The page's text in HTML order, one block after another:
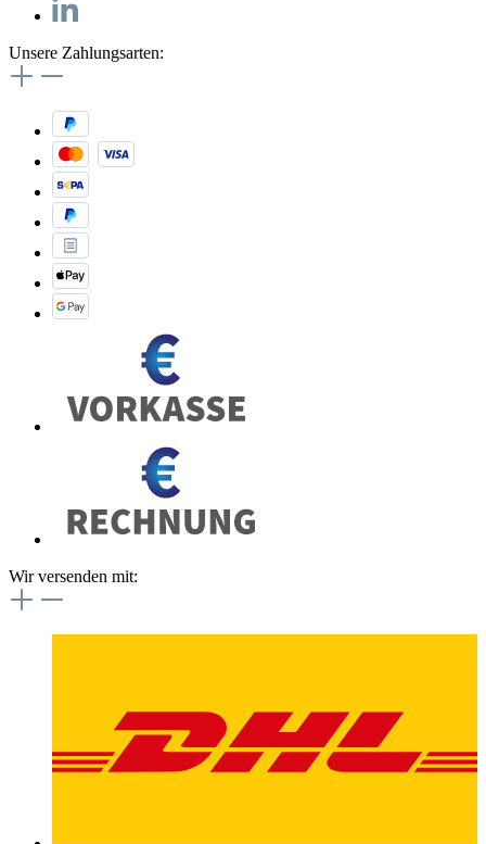
Unsere Zahlungsarten:
Wir versenden mit: